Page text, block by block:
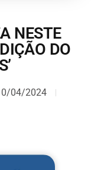
NESTE
DO
04/2024